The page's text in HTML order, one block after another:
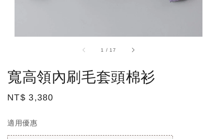
1 / 17
寬高領內刷毛套頭棉衫
Regular
NT$ 3,380
適用優惠